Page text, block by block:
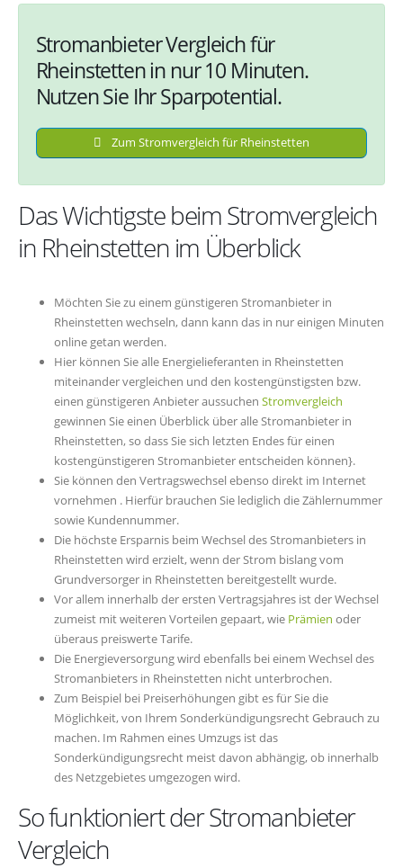
Stromanbieter Vergleich für
Rheinstetten in nur 10 Minuten.
Nutzen Sie Ihr Sparpotential.
Zum Stromvergleich für Rheinstetten
Das Wichtigste beim Stromvergleich
in Rheinstetten im Überblick
Möchten Sie zu einem günstigeren Stromanbieter in
Rheinstetten wechseln, dann kann das in nur einigen Minuten
online getan werden.
Hier können Sie alle Energielieferanten in Rheinstetten
miteinander vergleichen und den kostengünstigsten bzw.
einen günstigeren Anbieter aussuchen Stromvergleich
gewinnen Sie einen Überblick über alle Stromanbieter in
Rheinstetten, so dass Sie sich letzten Endes für einen
kostengünstigeren Stromanbieter entscheiden können}.
Sie können den Vertragswechsel ebenso direkt im Internet
vornehmen . Hierfür brauchen Sie lediglich die Zählernummer
sowie Kundennummer.
Die höchste Ersparnis beim Wechsel des Stromanbieters in
Rheinstetten wird erzielt, wenn der Strom bislang vom
Grundversorger in Rheinstetten bereitgestellt wurde.
Vor allem innerhalb der ersten Vertragsjahres ist der Wechsel
zumeist mit weiteren Vorteilen gepaart, wie Prämien oder
überaus preiswerte Tarife.
Die Energieversorgung wird ebenfalls bei einem Wechsel des
Stromanbieters in Rheinstetten nicht unterbrochen.
Zum Beispiel bei Preiserhöhungen gibt es für Sie die
Möglichkeit, von Ihrem Sonderkündigungsrecht Gebrauch zu
machen. Im Rahmen eines Umzugs ist das
Sonderkündigungsrecht meist davon abhängig, ob innerhalb
des Netzgebietes umgezogen wird.
So funktioniert der Stromanbieter
Vergleich